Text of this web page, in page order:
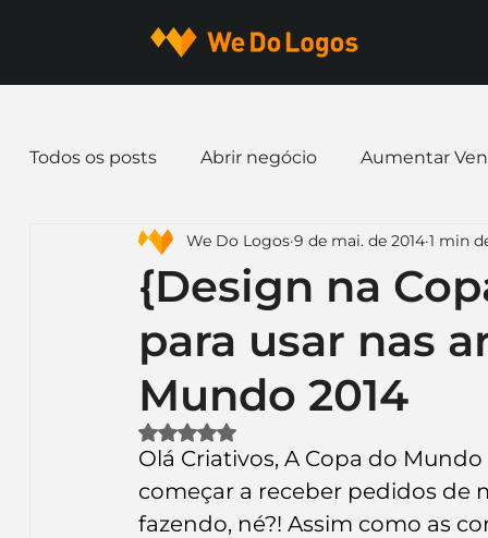
Todos os posts Abrir negócio Aumentar
Dicas de Marketing Email marketing
Identidade Visual Marca Nome para
Ferramentas Mascotes
Inteligência Artificial Embalagens
{Design na
para usar nas
Mundo 2014
We Do Logos 9 de mai. de 2014 1 min
Avaliado com NaN de 5 estrelas.
Olá Criativos, A Copa do
começar a receber pedidos de
fazendo, né?! Assim como as